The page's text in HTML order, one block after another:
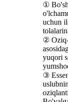
①
uchun
②
yuqori
③